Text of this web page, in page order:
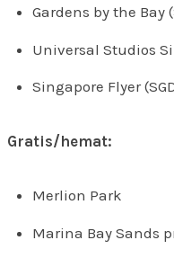
Gardens by the Bay
Universal Studios
Singapore Flyer
Gratis/hemat:
Merlion Park
Marina Bay Sands